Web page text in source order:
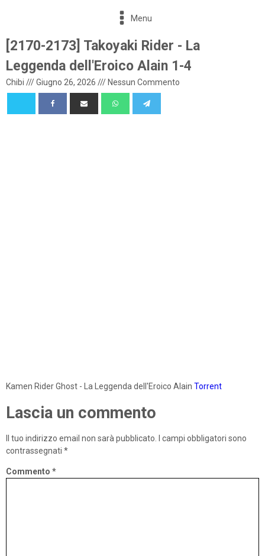
Menu
[2170-2173] Takoyaki Rider - La
Leggenda dell'Eroico Alain 1-4
Chibi ///Giugno 26, 2026 /// Nessun Commento
Kamen Rider Ghost - La Leggenda dell'Eroico Alain Torrent
Lascia un commento
Il tuo indirizzo email non sarà pubblicato.
I campi obbligatori sono
contrassegnati *
Commento *